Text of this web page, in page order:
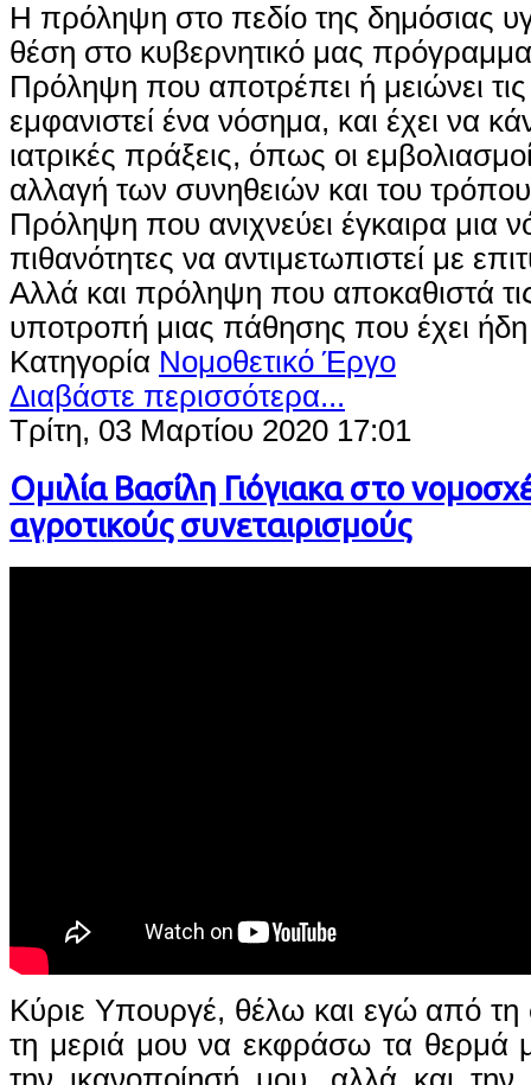
Η πρόληψη στο πεδίο της δημόσιας
θέση στο κυβερνητικό μας
Πρόληψη που αποτρέπει ή μειώνει
εμφανιστεί ένα νόσημα, και έχει να
ιατρικές πράξεις, όπως οι
αλλαγή των συνηθειών και του
Πρόληψη που ανιχνεύει έγκαιρα μια
πιθανότητες να αντιμετωπιστεί με
Αλλά και πρόληψη που αποκαθιστά
υποτροπή μιας πάθησης που έχει ήδη
Κατηγορία Νομοθετικό Έργο
Διαβάστε περισσότερα...
Τρίτη, 03 Μαρτίου 2020 17:01
Ομιλία Βασίλη Γιόγιακα στο
αγροτικούς συνεταιρισμούς
Κύριε Υπουργέ, θέλω και εγώ από τη
τη μεριά μου να εκφράσω τα θερμά